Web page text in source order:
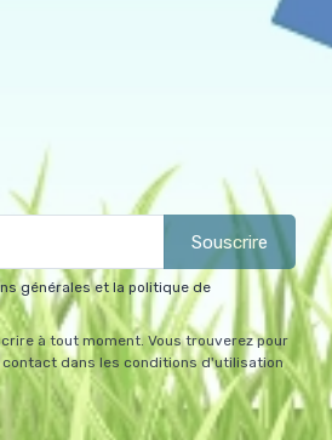
Souscrire
générales et la politique de
à tout moment. Vous trouverez pour
dans les conditions d'utilisation